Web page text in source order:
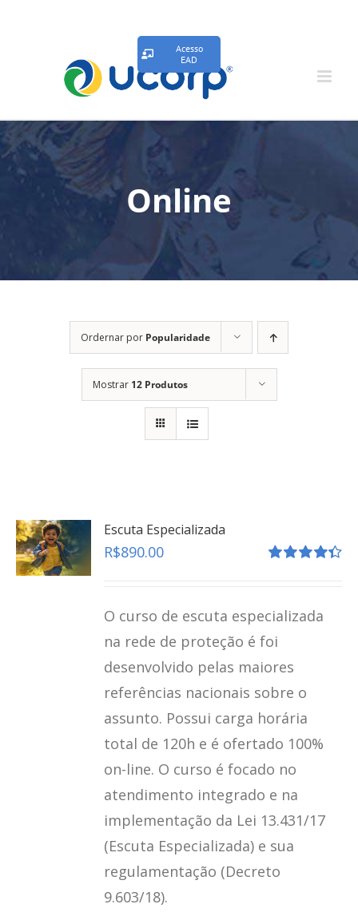
Acesso
EAD
Online
Ordernar por Popularidade
Mostrar 12 Produtos
Escuta Especializada
R$890.00
O curso de escuta especializada
na rede de proteção é foi
desenvolvido pelas maiores
referências nacionais sobre o
assunto. Possui carga horária
total de 120h e é ofertado 100%
on-line. O curso é focado no
atendimento integrado e na
implementação da Lei 13.431/17
(Escuta Especializada) e sua
regulamentação (Decreto
9.603/18).